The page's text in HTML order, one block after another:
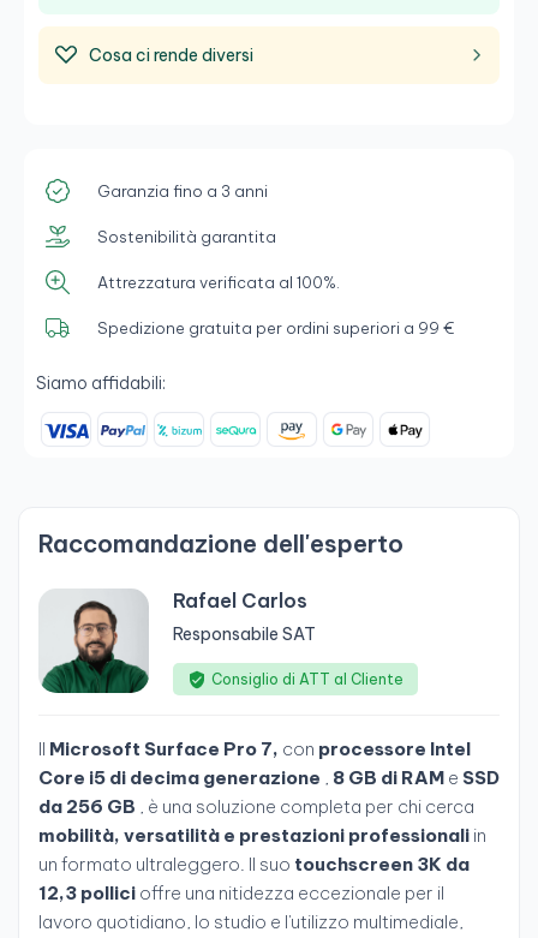
Cosa ci rende diversi
Garanzia fino a 3 anni
Sostenibilità garantita
Attrezzatura verificata al 100%.
Spedizione gratuita per ordini superiori a 99 €
Siamo affidabili:
Raccomandazione dell'esperto
Rafael Carlos
Responsabile SAT
Consiglio di ATT al Cliente
Il Microsoft Surface Pro 7, con processore Intel
Core i5 di decima generazione , 8 GB di RAM e SSD
da 256 GB , è una soluzione completa per chi cerca
mobilità, versatilità e prestazioni professionali in
un formato ultraleggero. Il suo touchscreen 3K da
12,3 pollici offre una nitidezza eccezionale per il
lavoro quotidiano, lo studio e l'utilizzo multimediale,